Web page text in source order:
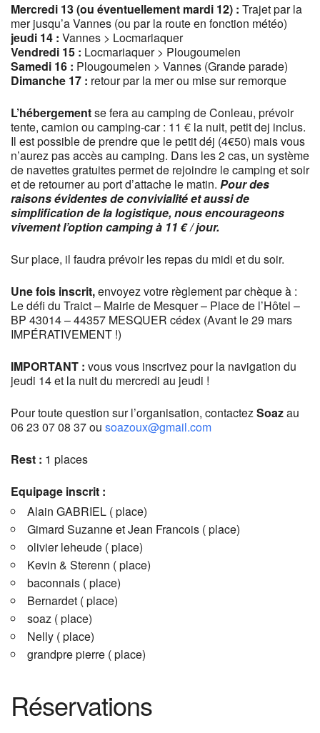
Mercredi 13 (ou éventuellement mardi 12) : Trajet par la
mer jusqu’a Vannes (ou par la route en fonction météo)
jeudi 14 : Vannes > Locmariaquer
Vendredi 15 : Locmariaquer > Plougoumelen
Samedi 16 : Plougoumelen > Vannes (Grande parade)
Dimanche 17 : retour par la mer ou mise sur remorque
L’hébergementse fera au camping de Conleau, prévoir
tente, camion ou camping-car : 11 € la nuit, petit dej inclus.
Il est possible de prendre que le petit déj (4€50) mais vous
n’aurez pas accès au camping. Dans les 2 cas, un système
de navettes gratuites permet de rejoindre le camping et soir
et de retourner au port d’attache le matin. Pour des
raisons évidentes de convivialité et aussi de
simplification de la logistique, nous encourageons
vivement l’option camping à 11 € / jour.
Sur place, il faudra prévoir les repas du midi et du soir.
Une fois inscrit,envoyez votre règlement par chèque à :
Le défi du Traict – Mairie de Mesquer – Place de l’Hôtel –
BP 43014 – 44357 MESQUER cédex (Avant le 29 mars
IMPÉRATIVEMENT !)
IMPORTANT : vous vous inscrivez pour la navigation du
jeudi 14 et la nuit du mercredi au jeudi !
Pour toute question sur l’organisation, contactezSoazau
06 23 07 08 37 ou soazoux@gmail.com
Rest : 1 places
Equipage inscrit :
Alain GABRIEL ( place)
Gimard Suzanne et Jean Francois ( place)
olivier leheude ( place)
Kevin & Sterenn ( place)
baconnais ( place)
Bernardet ( place)
soaz ( place)
Nelly ( place)
grandpre pierre ( place)
Réservations